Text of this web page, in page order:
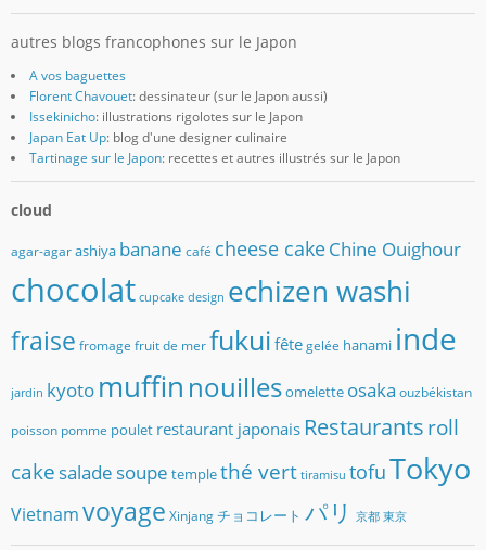
autres blogs francophones sur le Japon
A vos baguettes
Florent Chavouet: dessinateur (sur le Japon aussi)
Issekinicho: illustrations rigolotes sur le Japon
Japan Eat Up: blog d'une designer culinaire
Tartinage sur le Japon: recettes et autres illustrés sur le Japon
cloud
agar-agar ashiya banane café cheese cakeChine Ouighour
chocolat cupcake design echizen washi
fraise fromage fruit de mer fukui fête gelée hanami inde
jardin kyoto muffin nouillesomelette osaka ouzbékistan
poisson pomme poulet restaurant japonais Restaurantsroll
cake salade soupe templethé vert tiramisu tofuTokyo
Vietnamvoyage Xinjang チョコレート パリ 京都 東京